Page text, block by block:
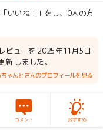
いいね！」をし、0人の方
ビューを 2025年11月5日
しました。
ちゃんとさんのプロフィールを見る
コメント おすすめ